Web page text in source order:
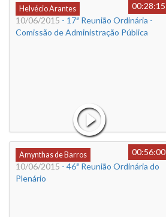
Helvécio Arantes
00:28:15
10/06/2015 - 17ª Reunião Ordinária -
Comissão de Administração Pública
Amynthas de Barros
00:56:00
10/06/2015 - 46ª Reunião Ordinária do
Plenário